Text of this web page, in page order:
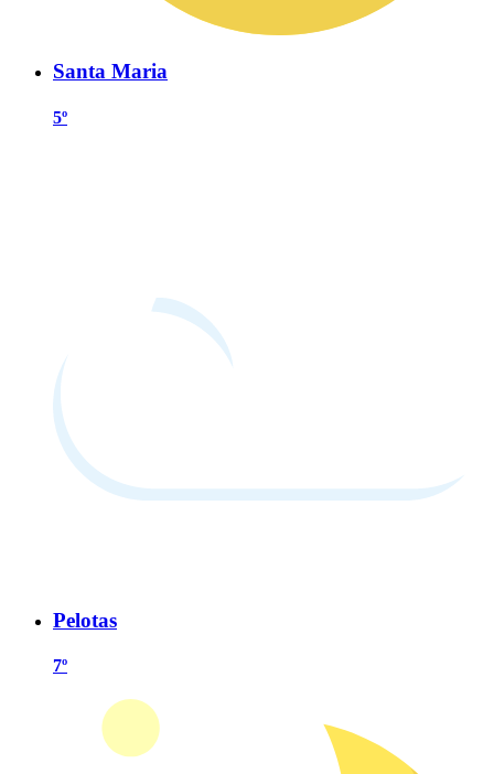
Santa Maria
5º
Pelotas
7º